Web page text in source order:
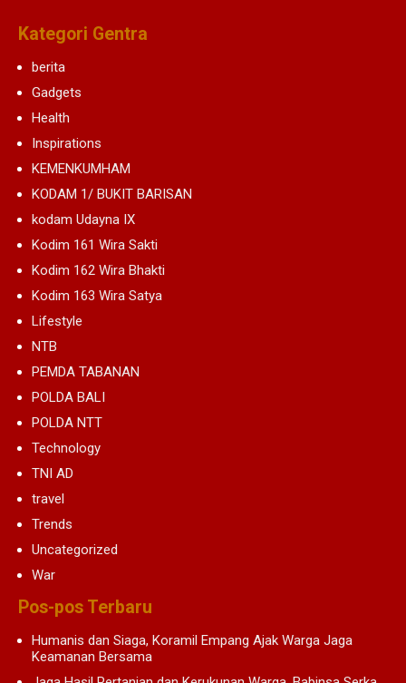
Kategori Gentra
berita
Gadgets
Health
Inspirations
KEMENKUMHAM
KODAM 1/ BUKIT BARISAN
kodam Udayna IX
Kodim 161 Wira Sakti
Kodim 162 Wira Bhakti
Kodim 163 Wira Satya
Lifestyle
NTB
PEMDA TABANAN
POLDA BALI
POLDA NTT
Technology
TNI AD
travel
Trends
Uncategorized
War
Pos-pos Terbaru
Humanis dan Siaga, Koramil Empang Ajak Warga Jaga
Keamanan Bersama